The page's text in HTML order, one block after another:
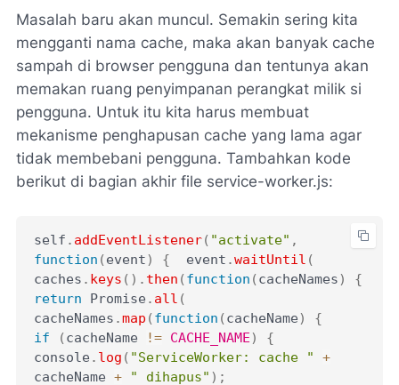
Masalah baru akan muncul. Semakin sering kita
mengganti nama cache, maka akan banyak cache
sampah di browser pengguna dan tentunya akan
memakan ruang penyimpanan perangkat milik si
pengguna. Untuk itu kita harus membuat
mekanisme penghapusan cache yang lama agar
tidak membebani pengguna. Tambahkan kode
berikut di bagian akhir file service-worker.js:
self . addEventListener( "activate" ,
function (event) {
  event
.waitUntil (
caches . keys ( ) . then (function (cacheNames)
{
return Promise . all (
cacheNames .map (function (cacheName)
{
if
(cacheName != CACHE_NAME)
{
console . log ( "ServiceWorker: cache "
+
cacheName + " dihapus" ) ;